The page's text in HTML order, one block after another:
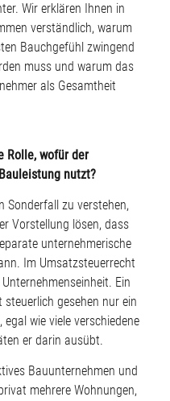
Wir erklären Ihnen in
verständlich, warum
Bauchgefühl zwingend
muss und warum das
als Gesamtheit
Rolle, wofür der
nutzt?
Sonderfall zu verstehen,
Vorstellung lösen, dass
unternehmerische
Im Umsatzsteuerrecht
Ein
gesehen nur ein
wie viele verschiedene
er darin ausübt.
Bauunternehmen und
mehrere Wohnungen,